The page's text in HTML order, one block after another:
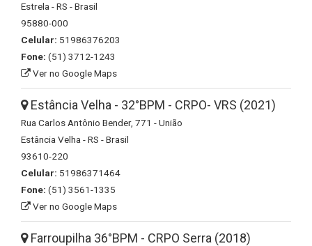
Estrela - RS - Brasil
95880-000
Celular: 51986376203
Fone: (51) 3712-1243
Ver no Google Maps
Estância Velha - 32°BPM - CRPO- VRS (2021)
Rua Carlos Antônio Bender, 771 - União
Estância Velha - RS - Brasil
93610-220
Celular: 51986371464
Fone: (51) 3561-1335
Ver no Google Maps
Farroupilha 36°BPM - CRPO Serra (2018)